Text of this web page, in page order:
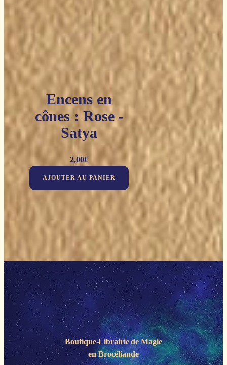
Encens en
cônes : Rose -
Satya
2,00€
AJOUTER AU PANIER
Boutique-Librairie deMagie
en Brocéliande